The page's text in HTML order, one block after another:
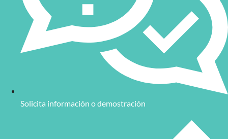
Solicita información o demostración